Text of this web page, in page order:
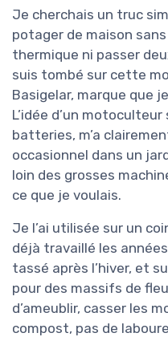
Je cherchais un truc
potager de maison
thermique ni passer
suis tombé sur cette
Basigelar, marque que
L’idée d’un
batteries, m’a
occasionnel dans un
loin des grosses
ce que je voulais.
Je l’ai utilisée sur un
déjà travaillé les
tassé après l’hiver, et
pour des massifs de
d’ameublir, casser les
compost, pas de